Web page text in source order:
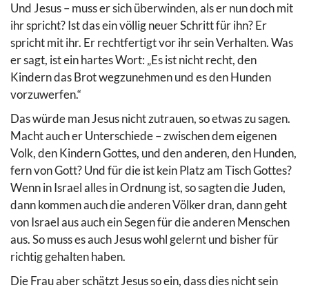
Und Jesus – muss er sich überwinden, als er nun doch mit
ihr spricht? Ist das ein völlig neuer Schritt für ihn? Er
spricht mit ihr. Er rechtfertigt vor ihr sein Verhalten. Was
er sagt, ist ein hartes Wort: „Es ist nicht recht, den
Kindern das Brot wegzunehmen und es den Hunden
vorzuwerfen.“
Das würde man Jesus nicht zutrauen, so etwas zu sagen.
Macht auch er Unterschiede – zwischen dem eigenen
Volk, den Kindern Gottes, und den anderen, den Hunden,
fern von Gott? Und für die ist kein Platz am Tisch Gottes?
Wenn in Israel alles in Ordnung ist, so sagten die Juden,
dann kommen auch die anderen Völker dran, dann geht
von Israel aus auch ein Segen für die anderen Menschen
aus. So muss es auch Jesus wohl gelernt und bisher für
richtig gehalten haben.
Die Frau aber schätzt Jesus so ein, dass dies nicht sein